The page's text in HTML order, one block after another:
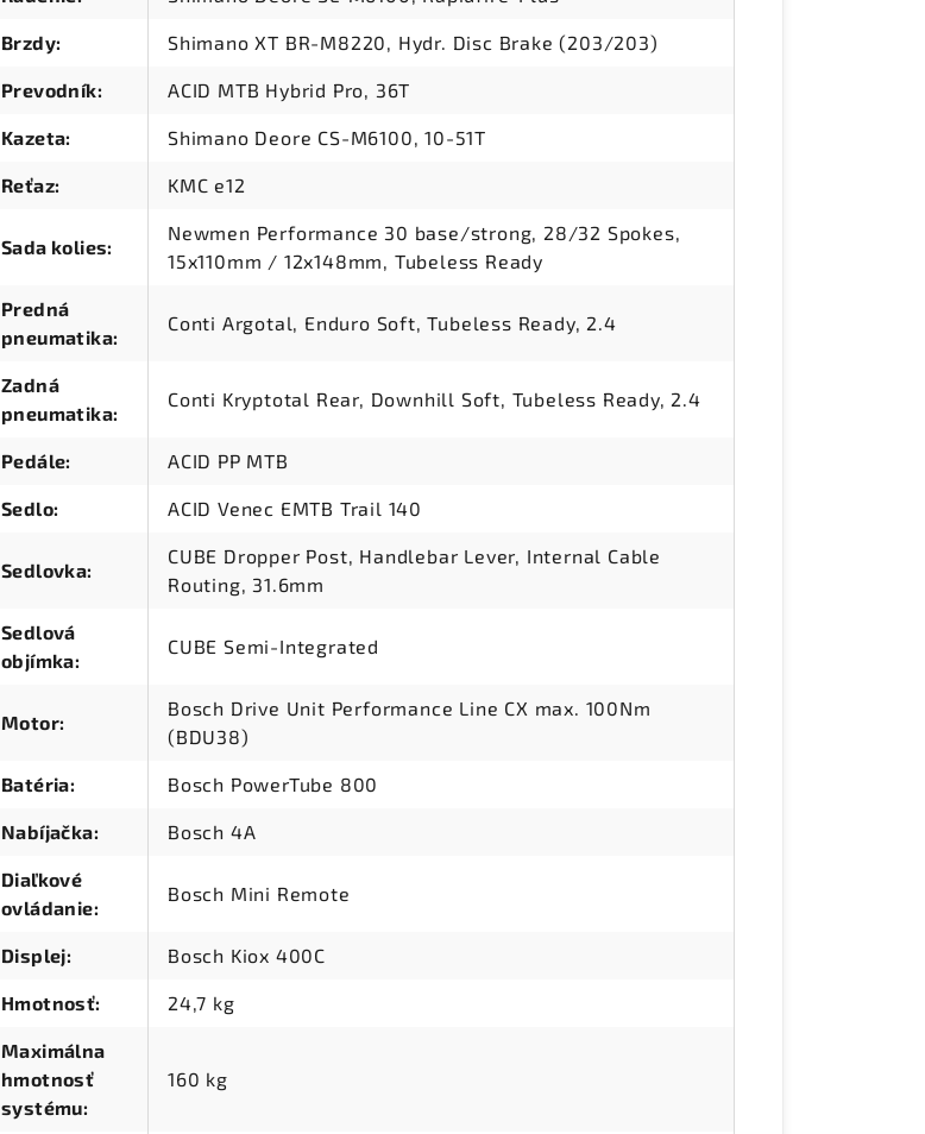
Brzdy: Shimano XT BR-M8220, Hydr. Disc Brake (203/203)
Prevodník: ACID MTB Hybrid Pro, 36T
Kazeta: Shimano Deore CS-M6100, 10-51T
Reťaz: KMC e12
Sada kolies:
Newmen Performance 30 base/strong, 28/32 Spokes,
15x110mm / 12x148mm, Tubeless Ready
Predná
pneumatika:
Conti Argotal, Enduro Soft, Tubeless Ready, 2.4
Zadná
pneumatika:
Conti Kryptotal Rear, Downhill Soft, Tubeless Ready, 2.4
Pedále: ACID PP MTB
Sedlo: ACID Venec EMTB Trail 140
Sedlovka:
CUBE Dropper Post, Handlebar Lever, Internal Cable
Routing, 31.6mm
Sedlová
objímka:
CUBE Semi-Integrated
Motor:
Bosch Drive Unit Performance Line CX max. 100Nm
(BDU38)
Batéria: Bosch PowerTube 800
Nabíjačka: Bosch 4A
Diaľkové
ovládanie:
Bosch Mini Remote
Displej: Bosch Kiox 400C
Hmotnosť: 24,7 kg
Maximálna
hmotnosť
systému:
160 kg